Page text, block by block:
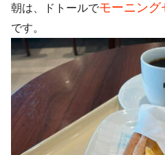
朝は、ドトールでモーニング
です。